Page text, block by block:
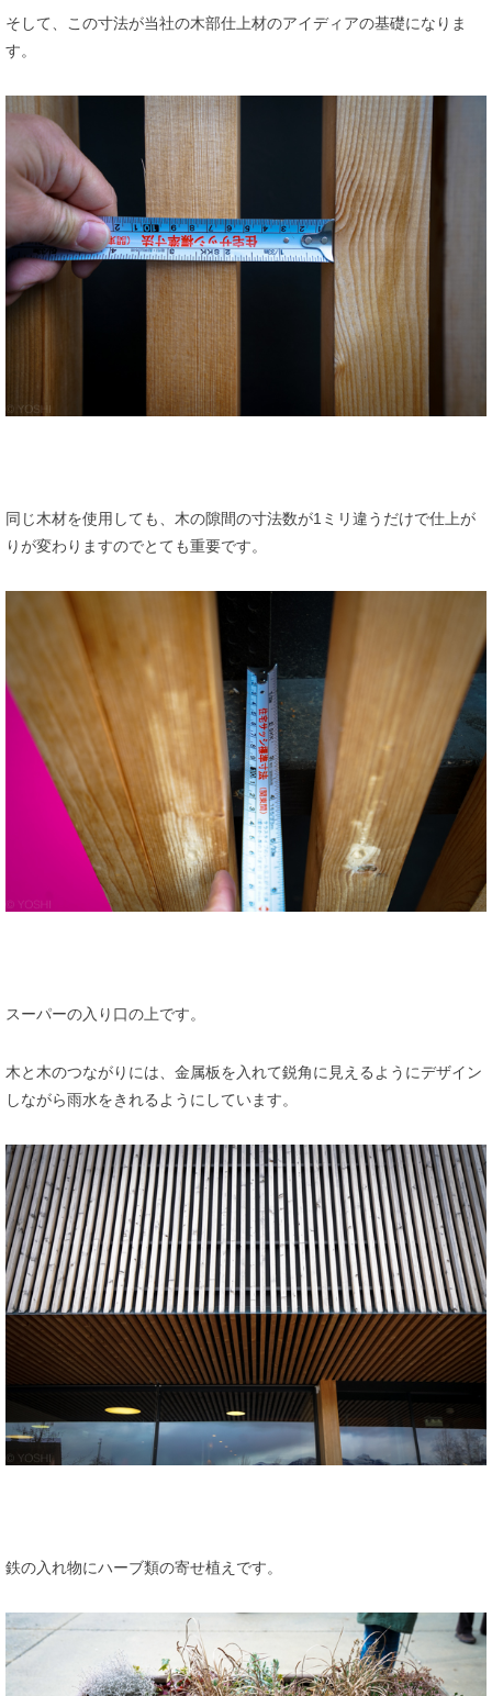
そして、この寸法が当社の木部仕上材のアイディアの基礎になりま
す。
同じ木材を使用しても、木の隙間の寸法数が1ミリ違うだけで仕上が
りが変わりますのでとても重要です。
スーパーの入り口の上です。
木と木のつながりには、金属板を入れて鋭角に見えるようにデザイン
しながら雨水をきれるようにしています。
鉄の入れ物にハーブ類の寄せ植えです。